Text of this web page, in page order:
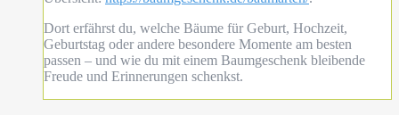
Dort erfährst du, welche Bäume für Geburt, Hochzeit,
Geburtstag oder andere besondere Momente am besten
passen – und wie du mit einem Baumgeschenk bleibende
Freude und Erinnerungen schenkst.